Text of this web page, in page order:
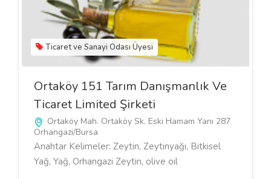
Ticaret ve Sanayi Odası Üyesi
Ortaköy 151 Tarım Danışmanlık Ve
Ticaret Limited Şirketi
Ortaköy Mah. Ortaköy Sk. Eski Hamam Yanı 287
Orhangazi/Bursa
Anahtar Kelimeler: Zeytin, Zeytinyağı, Bitkisel
Yağ, Yağ, Orhangazi Zeytin, olive oil